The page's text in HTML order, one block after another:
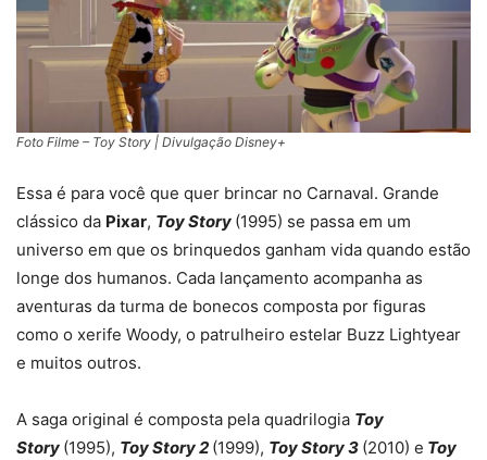
Foto Filme – Toy Story | Divulgação Disney+
Essa é para você que quer brincar no Carnaval. Grande
clássico da Pixar, Toy Story (1995) se passa em um
universo em que os brinquedos ganham vida quando estão
longe dos humanos. Cada lançamento acompanha as
aventuras da turma de bonecos composta por figuras
como o xerife Woody, o patrulheiro estelar Buzz Lightyear
e muitos outros.
A saga original é composta pela quadrilogia Toy
Story (1995), Toy Story 2 (1999), Toy Story 3 (2010) e Toy